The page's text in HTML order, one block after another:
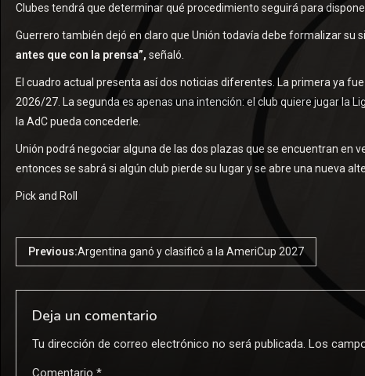
Clubes tendrá que determinar qué procedimiento seguirá para
Guerrero también dejó en claro que Unión todavía debe formalizar su
antes que con la prensa”, señaló.
El cuadro actual presenta así dos noticias diferentes. La primera ya
2026/27. La segunda es apenas una intención: el club quiere jugar la
la AdC pueda concederle.
Unión podrá negociar alguna de las dos plazas que se encuentran en
entonces se sabrá si algún club pierde su lugar y se abre una nueva
Pick and Roll
Previous:Argentina ganó y clasificó a la AmeriCup 2027
Deja un comentario
Tu dirección de correo electrónico no será publicada. Los
Comentario *